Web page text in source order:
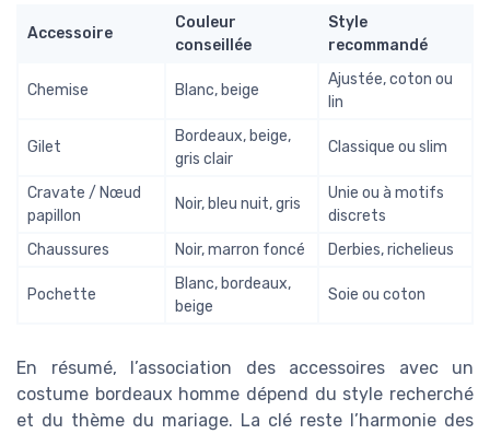
Accessoire
Couleur
conseillée
Style
recommandé
Chemise Blanc, beige
Ajustée, coton ou
lin
Gilet
Bordeaux, beige,
gris clair
Classique ou slim
Cravate / Nœud
papillon
Noir, bleu nuit, gris
Unie ou à motifs
discrets
Chaussures
Noir, marron foncé Derbies, richelieus
Pochette
Blanc, bordeaux,
beige
Soie ou coton
En résumé, l’association des accessoires avec un
costume bordeaux homme dépend du style recherché
et du thème du mariage. La clé reste l’harmonie des